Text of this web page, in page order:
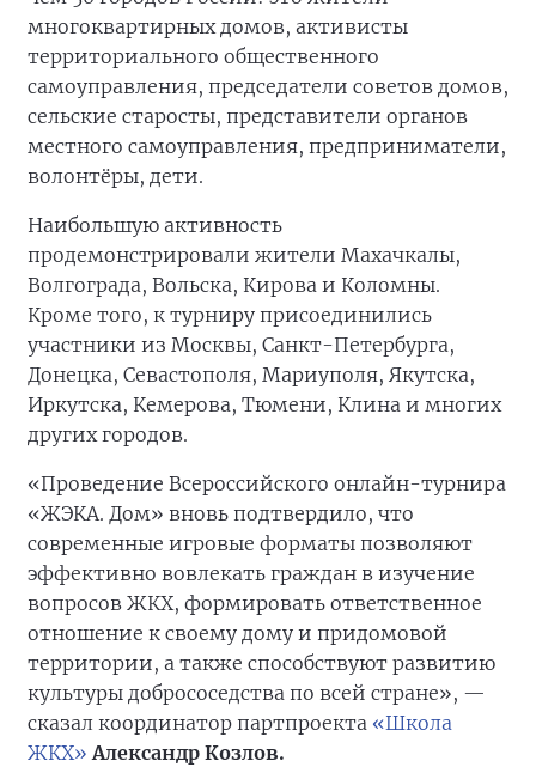
многоквартирных домов, активисты
территориального общественного
самоуправления, председатели советов домов,
сельские старосты, представители органов
местного самоуправления, предприниматели,
волонтёры, дети.
Наибольшую активность
продемонстрировали жители Махачкалы,
Волгограда, Вольска, Кирова и Коломны.
Кроме того, к турниру присоединились
участники из Москвы, Санкт-Петербурга,
Донецка, Севастополя, Мариуполя, Якутска,
Иркутска, Кемерова, Тюмени, Клина и многих
других городов.
«Проведение Всероссийского онлайн-турнира
«ЖЭКА. Дом» вновь подтвердило, что
современные игровые форматы позволяют
эффективно вовлекать граждан в изучение
вопросов ЖКХ, формировать ответственное
отношение к своему дому и придомовой
территории, а также способствуют развитию
культуры добрососедства по всей стране», —
сказал координатор партпроекта «Школа
ЖКХ» Александр Козлов.